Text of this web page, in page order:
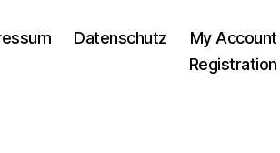
Datenschutz
My Account
Registration